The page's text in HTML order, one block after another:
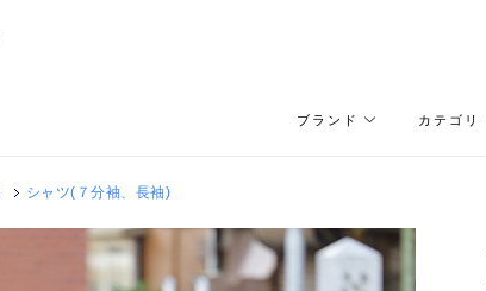
ブランド カテゴリ
シャツ(７分袖、長袖)